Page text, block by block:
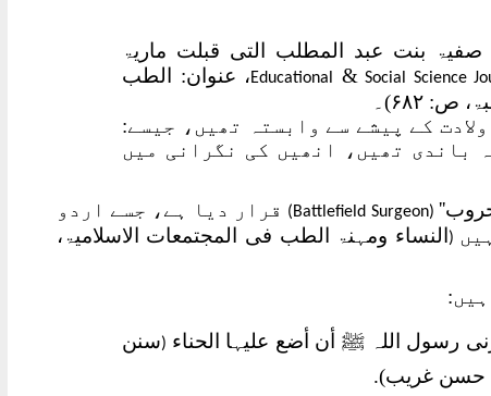
بنت عبد المطلب التی قبلت ماریۃ
Educational &Social Science
، عنوان: الطب
ص: ۶۸۲)۔
کے پیشے سے وابستہ تھیں، جیسے:
باندی تھیں، انھیں کی نگرانی میں
حروب'' (
Battlefield Surgeon)
قرار دیا ہے، جسے اردو
(النساء ومہنۃ الطب فی المجتمعات الاسلامیۃ،
رسول اللہ ﷺ أن أضع علیہا الحناء (سنن